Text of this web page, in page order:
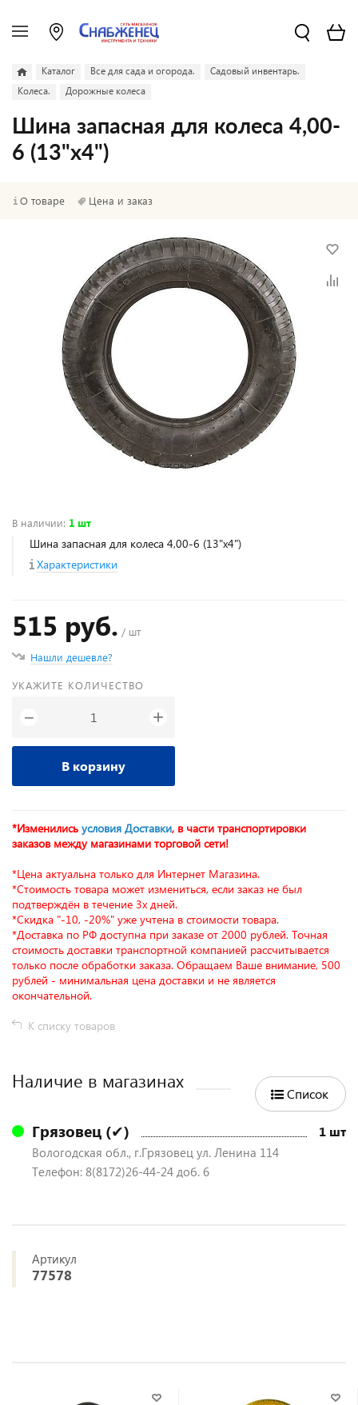
Каталог Все для сада и огорода.
Садовый инвентарь.
Колеса.
Дорожные колеса
Шина запасная для колеса 4,00-
6 (13"х4")
О товаре Цена и заказ
В наличии: 1 шт
Шина запасная для колеса 4,00-6 (13"х4")
Характеристики
515 руб. / шт
Нашли дешевле?
УКАЖИТЕ КОЛИЧЕСТВО
− +
В корзину
*Изменились условия Доставки, в части транспортировки
заказов между магазинами торговой сети!
*Цена актуальна только для Интернет Магазина.
*Стоимость товара может измениться, если заказ не был
подтверждён в течение 3х дней.
*Скидка "-10, -20%" уже учтена в стоимости товара.
*Доставка по РФ доступна при заказе от 2000 рублей. Точная
стоимость доставки транспортной компанией рассчитывается
только после обработки заказа. Обращаем Ваше внимание, 500
рублей - минимальная цена доставки и не является
окончательной.
К списку товаров
Наличие в магазинах
Список
Грязовец (✔) 1 шт
Вологодская обл., г.Грязовец ул. Ленина 114
Телефон: 8(8172)26-44-24 доб. 6
Артикул
77578